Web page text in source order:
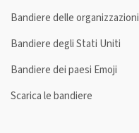
Bandiere delle organizzazioni
Bandiere degli Stati Uniti
Bandiere dei paesi Emoji
Scarica le bandiere